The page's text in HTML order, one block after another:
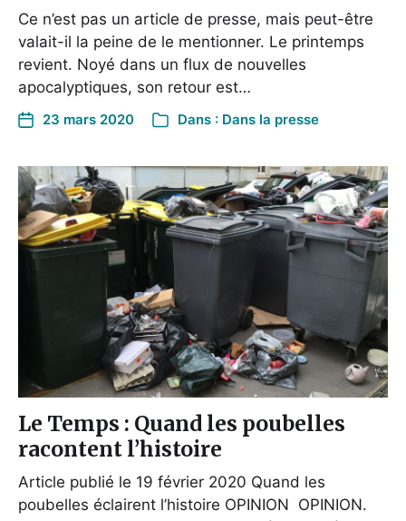
Ce n’est pas un article de presse, mais peut-être
valait-il la peine de le mentionner. Le printemps
revient. Noyé dans un flux de nouvelles
apocalyptiques, son retour est…
23 mars 2020 Dans : Dans la presse
Le Temps : Quand les poubelles
racontent l’histoire
Article publié le 19 février 2020 Quand les
poubelles éclairent l’histoire OPINION OPINION.